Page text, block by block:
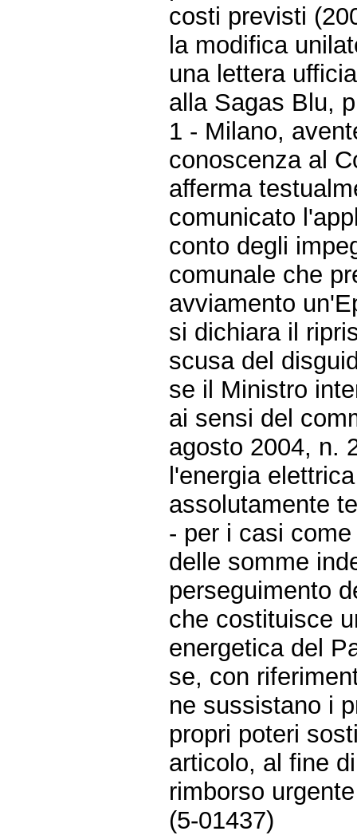
costi previsti
la modifica
una lettera
alla Sagas Blu,
1 - Milano,
conoscenza al
afferma
comunicato
conto degli
comunale che
avviamento
si dichiara il
scusa del
se il Ministro
ai sensi del
agosto 2004, n.
l'energia
assolutamente
- per i casi
delle somme
perseguimento
che costituisce
energetica del
se, con
ne sussistano i
propri poteri
articolo, al fine
rimborso
(5-01437)